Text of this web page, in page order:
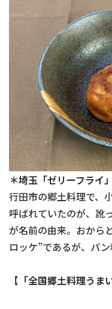
＊埼玉「ゼリーフライ」
行田市の郷土料理で、
呼ばれていたのが、訛
が名前の由来。おから
ロッケ”であるが、パ
【 「全国郷土料理う